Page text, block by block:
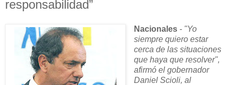
responsabilidad”
Nacionales - "Yo
siempre quiero estar
cerca de las situaciones
que haya que resolver",
afirmó el gobernador
Daniel Scioli, al